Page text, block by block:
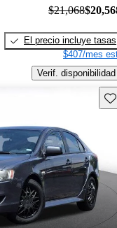
$21,068
El precio incluye tasas
$407/mes
Verif. disponibilidad